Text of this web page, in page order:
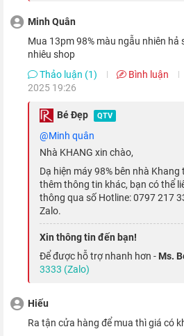
hay chơi game một cách mượt mà
iOS 15 được trang bị nhiều tính
Minh Quân
Mua 13pm 98% màu ngẫu nhiên hả shop với pin thì tầm bao
nhiêu shop
Thảo luận (1)
Bình luận
2025 19:26
Bé Đẹp QTV
@Minh quân
Nhà KHANG xin chào,
Dạ hiện máy 98% bên nhà
thêm thông tin khác, bạn có thể
thông qua số Hotline: 0797 217
Zalo.
Xin thông tin đến bạn!
Để được hỗ trợ nhanh hơn - Ms.
3333 (Zalo)
Hiếu
Ra tận cửa hàng để mua thì giá có